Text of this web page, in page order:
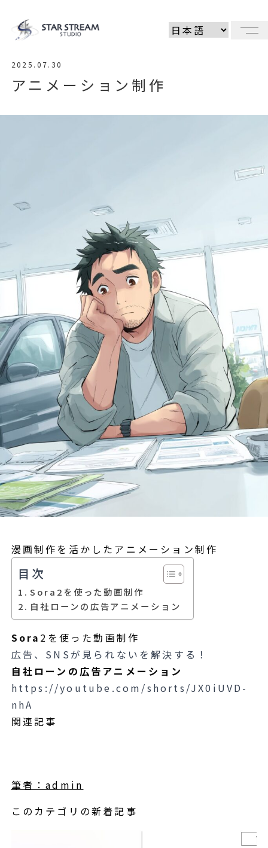
2025.07.30
アニメーション制作
漫画制作を活かしたアニメーション制作
目次
Sora2を使った動画制作
自社ローンの広告アニメーション
Sora 2を使った動画制作
広告、SNSが見られないを解決する！
自社ローンの広告アニメーション
https://youtube.com/shorts/JX0iUVD-
nhA
関連記事
筆者：admin
このカテゴリの新着記事